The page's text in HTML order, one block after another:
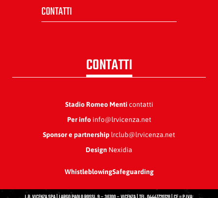
CONTATTI
CONTATTI
Stadio Romeo Menti contatti
Per infoinfo@lrvicenza.net
Sponsor e partnership lrclub@lrvicenza.net
Design Nexidia
WhistleblowingSafeguarding